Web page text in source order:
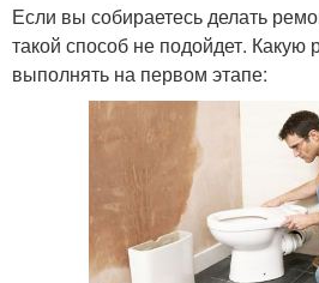
Если вы собираетесь делать
такой способ не подойдет. Какую
выполнять на первом этапе: